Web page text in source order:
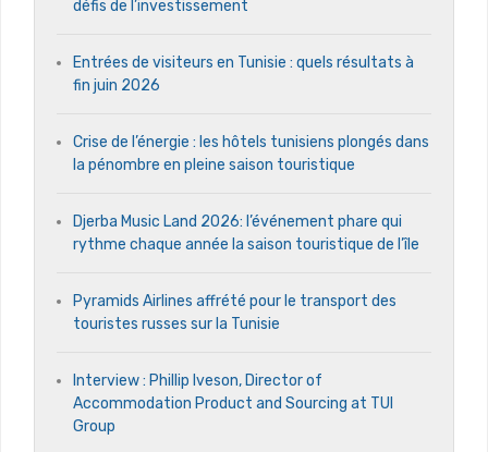
défis de l’investissement
Entrées de visiteurs en Tunisie : quels résultats à
fin juin 2026
Crise de l’énergie : les hôtels tunisiens plongés dans
la pénombre en pleine saison touristique
Djerba Music Land 2026: l’événement phare qui
rythme chaque année la saison touristique de l’île
Pyramids Airlines affrété pour le transport des
touristes russes sur la Tunisie
Interview : Phillip Iveson, Director of
Accommodation Product and Sourcing at TUI
Group